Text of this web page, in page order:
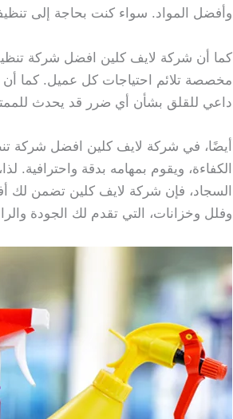
وأفضل المواد. سواء كنت بحاجة إلى
كما أن شركة لايف كلين افضل شركة
مخصصة تلائم احتياجات كل عميل. كما أن
داعي للقلق بشأن أي ضرر قد يحدث
أيضًا، في شركة لايف كلين افضل شركة
الكفاءة، ويقوم بمهامه بدقة
السجاد، فإن شركة لايف كلين تضمن
وفلل وخزانات، التي تقدم لك الجودة